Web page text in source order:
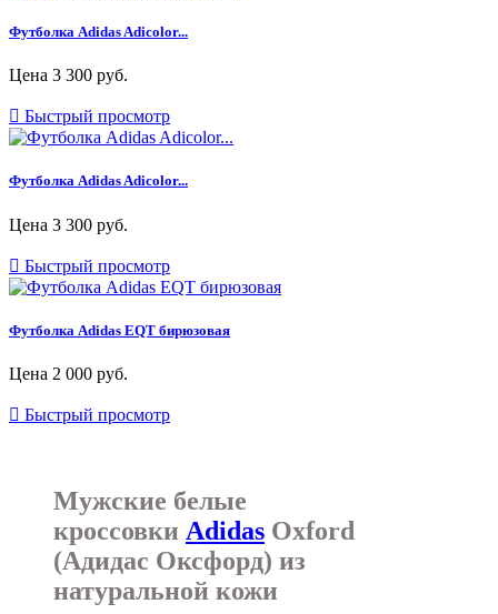
Футболка Adidas Adicolor...
Цена 3 300 руб.
 Быстрый просмотр
Футболка Adidas Adicolor...
Цена 3 300 руб.
 Быстрый просмотр
Футболка Adidas EQT бирюзовая
Цена 2 000 руб.
 Быстрый просмотр
Мужские белые
кроссовки Adidas Oxford
(Адидас Оксфорд) из
натуральной кожи